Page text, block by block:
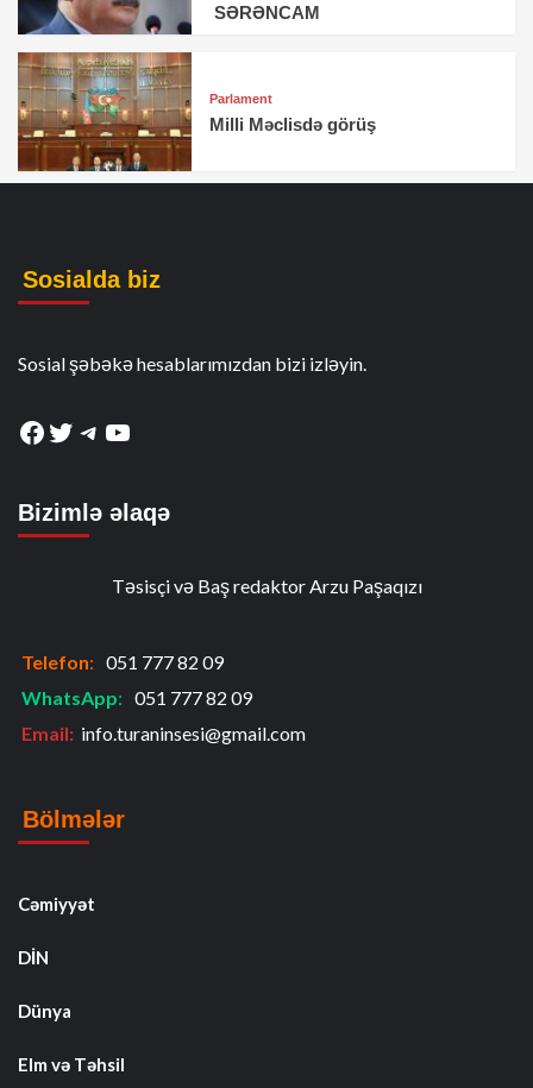
SƏRƏNCAM
Parlament
Milli Məclisdə görüş
Sosialda biz
Sosial şəbəkə hesablarımızdan bizi izləyin.
Facebook
Twitter
Telegram
YouTube
Bizimlə əlaqə
Təsisçi və Baş redaktor Arzu Paşaqızı
Telefon: 051 777 82 09
WhatsApp: 051 777 82 09
Email: info.turaninsesi@gmail.com
Bölmələr
Cəmiyyət
DİN
Dünya
Elm və Təhsil